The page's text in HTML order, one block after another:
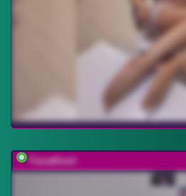
FanatKenli